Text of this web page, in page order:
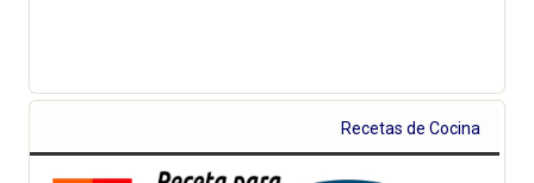
Recetas de Cocina